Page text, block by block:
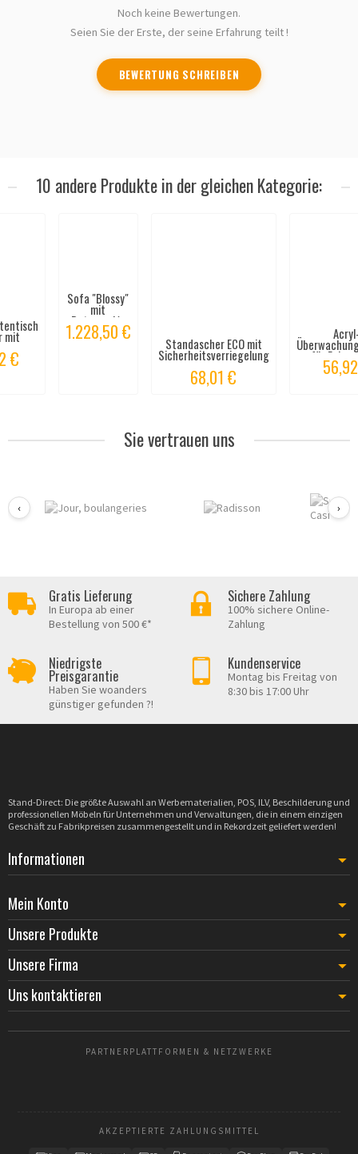
Noch keine Bewertungen.
Seien Sie der Erste, der seine Erfahrung teilt !
BEWERTUNG SCHREIBEN
10 andere Produkte in der gleichen Kategorie:
mit
€
Sofa "Blossy"
mit
Rotomoulé-
Polyethylen
1.228,50 €
Standascher ECO mit
Sicherheitsverriegelung
68,01 €
für
Sie vertrauen uns
‹ ›
Gratis Lieferung
In Europa ab einer
Bestellung von 500 €*
Sichere Zahlung
100% sichere Online-
Zahlung
Niedrigste
Preisgarantie
Haben Sie woanders
günstiger gefunden ?!
Kundenservice
Montag bis Freitag von
8:30 bis 17:00 Uhr
Stand-Direct: Die größte Auswahl an Werbematerialien, POS, ILV, Beschilderung und
professionellen Möbeln für Unternehmen und Verwaltungen, die in einem einzigen
Geschäft zu Fabrikpreisen zusammengestellt und in Rekordzeit geliefert werden!
Informationen
Mein Konto
Unsere Produkte
Unsere Firma
Uns kontaktieren
PARTNERPLATTFORMEN & NETZWERKE
AKZEPTIERTE ZAHLUNGSMITTEL